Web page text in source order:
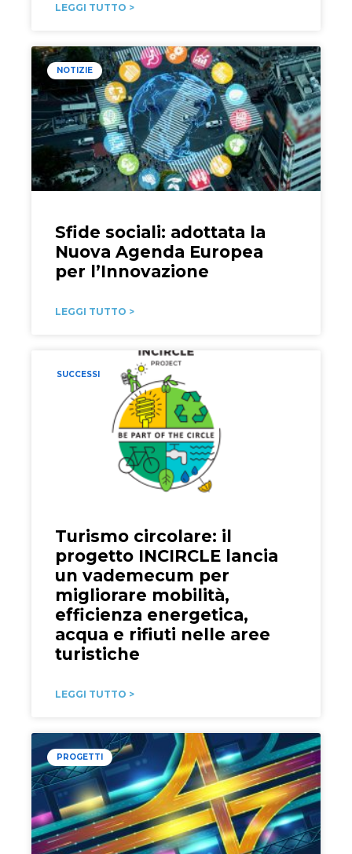
LEGGI TUTTO >
NOTIZIE
Sfide sociali: adottata la
Nuova Agenda Europea
per l’Innovazione
LEGGI TUTTO >
SUCCESSI
Turismo circolare: il
progetto INCIRCLE lancia
un vademecum per
migliorare mobilità,
efficienza energetica,
acqua e rifiuti nelle aree
turistiche
LEGGI TUTTO >
PROGETTI